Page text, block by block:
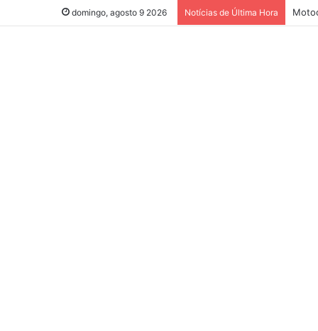
domingo, agosto 9 2026 Notícias de Última Hora